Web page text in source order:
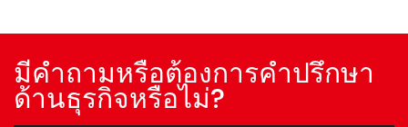
มีคำถามหรือต้องการคำปรึกษา
ด้านธุรกิจหรือไม่?